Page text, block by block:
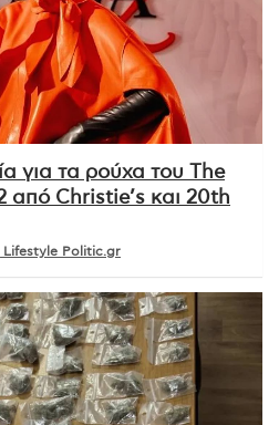
για τα ρούχα του The
από Christie’s και 20th
Lifestyle Politic.gr